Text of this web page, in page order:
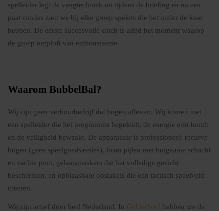
spelleider legt de vangtechniek uit tijdens de briefing en na een
paar rondes zien we bij elke groep spelers die het onder de knie
hebben. De eerste succesvolle catch is altijd het moment waarop
de groep ontploft van enthousiasme.
Waarom BubbelBal?
Wij zijn geen verhuurbedrijf dat bogen aflevert. Wij komen met
een spelleider die het programma begeleidt, de energie erin houdt
en de veiligheid bewaakt. De apparatuur is professioneel: recurve
bogen (geen speelgoedversies), foam pijlen met buigzame schacht
en zachte punt, gelaatsmaskers die het volledige gezicht
beschermen, en opblaasbare obstakels die een tactisch speelveld
creeren.
Wij zijn actief door heel Nederland. In Gelderland hebben we de